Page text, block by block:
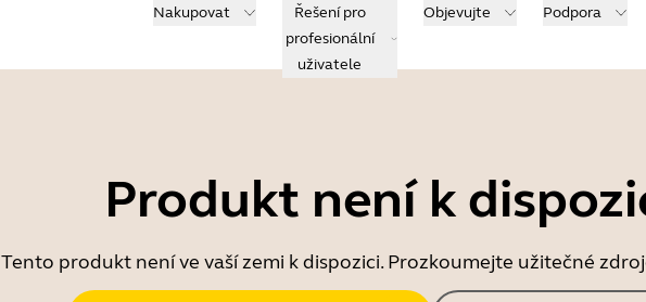
Nakupovat
Řešení pro
profesionální
uživatele
Objevujte Podpora
Produkt není k
Tento produkt není ve vaší zemi k dispozici. Prozkoumejte užitečné